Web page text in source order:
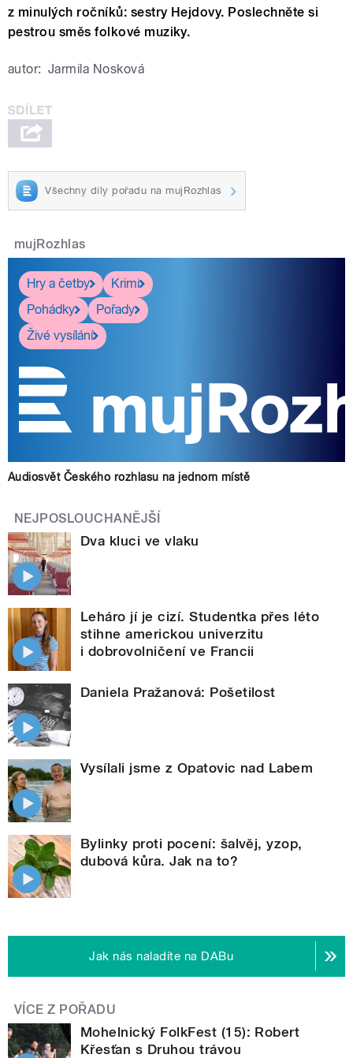
z minulých ročníků: sestry Hejdovy. Poslechněte si
pestrou směs folkové muziky.
autor: Jarmila Nosková
Všechny díly pořadu na mujRozhlas
mujRozhlas
Hry a četby
Krimi
Pohádky
Pořady
Živé vysílání
Audiosvět Českého rozhlasu na jednom místě
NEJPOSLOUCHANĚJŠÍ
Dva kluci ve vlaku
Leháro jí je cizí. Studentka přes léto
stihne americkou univerzitu
i dobrovolničení ve Francii
Daniela Pražanová: Pošetilost
Vysílali jsme z Opatovic nad Labem
Bylinky proti pocení: šalvěj, yzop,
dubová kůra. Jak na to?
Jak nás naladíte na DABu
VÍCE Z POŘADU
Mohelnický FolkFest (15): Robert
Křesťan s Druhou trávou